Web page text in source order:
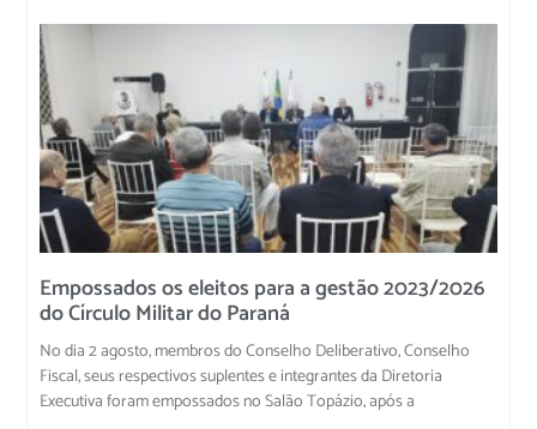
Empossados os eleitos para a gestão 2023/2026
do Círculo Militar do Paraná
No dia 2 agosto, membros do Conselho Deliberativo, Conselho
Fiscal, seus respectivos suplentes e integrantes da Diretoria
Executiva foram empossados no Salão Topázio, após a